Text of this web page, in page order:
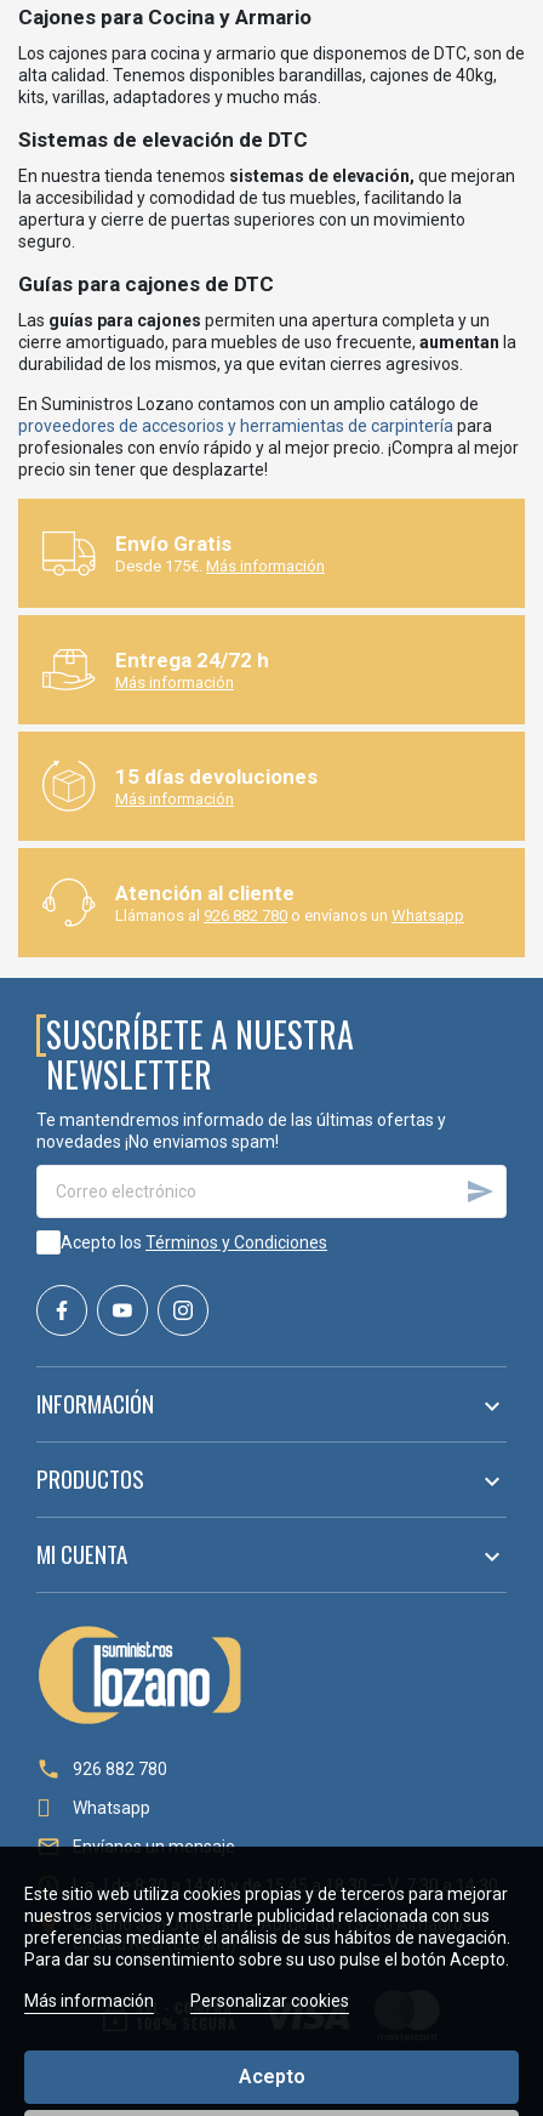
Cajones para Cocina y Armario
Los cajones para cocina y armario que disponemos de DTC, son de
alta calidad. Tenemos disponibles barandillas, cajones de 40kg,
kits, varillas, adaptadores y mucho más.
Sistemas de elevación de DTC
En nuestra tienda tenemos sistemas de elevación, que mejoran
la accesibilidad y comodidad de tus muebles, facilitando la
apertura y cierre de puertas superiores con un movimiento
seguro.
Guías para cajones de DTC
Las guías para cajones permiten una apertura completa y un
cierre amortiguado, para muebles de uso frecuente, aumentan la
durabilidad de los mismos, ya que evitan cierres agresivos.
En Suministros Lozano contamos con un amplio catálogo de
proveedores de accesorios y herramientas de carpintería para
profesionales con envío rápido y al mejor precio. ¡Compra al mejor
precio sin tener que desplazarte!
Envío Gratis
Desde 175€. Más información
Entrega 24/72 h
Más información
15 días devoluciones
Más información
Atención al cliente
Llámanos al 926 882 780 o envíanos un Whatsapp
SUSCRÍBETE A NUESTRA
NEWSLETTER
Te mantendremos informado de las últimas ofertas y
novedades ¡No enviamos spam!

Acepto los Términos y Condiciones
INFORMACIÓN 
PRODUCTOS 
MI CUENTA 

926 882 780
Whatsapp
 Envíanos un mensaje
 L a J de 8:30 a 14:00 y de 15:45 a 18:30 — V: 7:30 a 14:30

Camino San Jorge, s/n - Aptdo 106 13270 Almagro -
Ciudad Real (España)
Este sitio web utiliza cookies propias y de terceros para mejorar
nuestros servicios y mostrarle publicidad relacionada con sus
preferencias mediante el análisis de sus hábitos de navegación.
Para dar su consentimiento sobre su uso pulse el botón Acepto.
Más información Personalizar cookies
Acepto